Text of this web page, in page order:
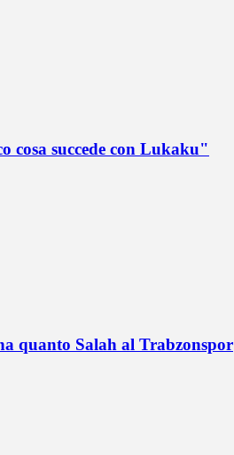
cosa succede con Lukaku"
quanto Salah al Trabzonspor